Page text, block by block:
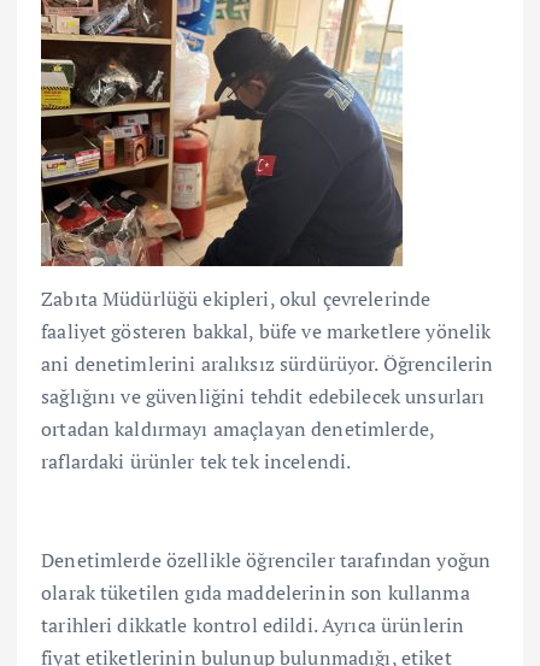
Zabıta Müdürlüğü ekipleri, okul çevrelerinde
faaliyet gösteren bakkal, büfe ve marketlere yönelik
ani denetimlerini aralıksız sürdürüyor. Öğrencilerin
sağlığını ve güvenliğini tehdit edebilecek unsurları
ortadan kaldırmayı amaçlayan denetimlerde,
raflardaki ürünler tek tek incelendi.
Denetimlerde özellikle öğrenciler tarafından yoğun
olarak tüketilen gıda maddelerinin son kullanma
tarihleri dikkatle kontrol edildi. Ayrıca ürünlerin
fiyat etiketlerinin bulunup bulunmadığı, etiket